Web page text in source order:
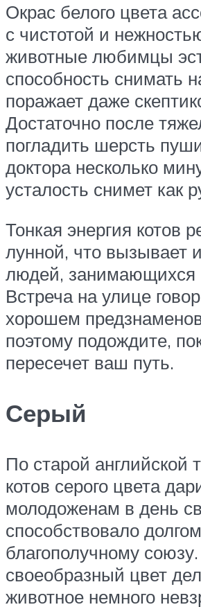
Окрас белого цвета
с чистотой и
животные любимцы
способность снимать
поражает даже
Достаточно после
погладить шерсть
доктора несколько
усталость снимет как
Тонкая энергия котов
лунной, что вызывает
людей, занимающихся
Встреча на улице
хорошем
поэтому подождите,
пересечет ваш путь.
Серый
По старой английской
котов серого цвета
молодоженам в день
способствовало
благополучному
своеобразный цвет
животное немного